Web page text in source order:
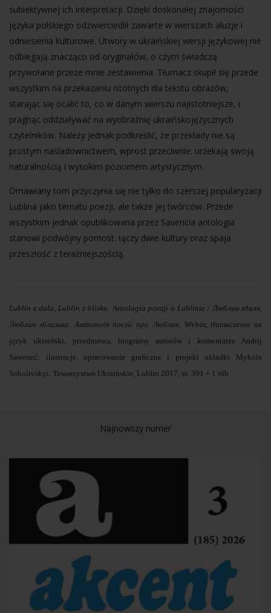
subiektywnej ich interpretacji. Dzięki doskonałej znajomości
języka polskiego odzwierciedlił zawarte w wierszach aluzje i
odniesienia kulturowe. Utwory w ukraińskiej wersji językowej nie
odbiegają znacząco od oryginałów, o czym świadczą
przywołane przeze mnie zestawienia. Tłumacz skupił się przede
wszystkim na przekazaniu istotnych dla tekstu obrazów,
starając się ocalić to, co w danym wierszu najistotniejsze, i
pragnąc oddziaływać na wyobraźnię ukraińskojęzycznych
czytelników. Należy jednak podkreślić, że przekłady nie są
prostym naśladownictwem, wprost przeciwnie: urzekają swoją
naturalnością i wysokim poziomem artystycznym.
Omawiany tom przyczynia się nie tylko do szerszej popularyzacji
Lublina jako tematu poezji, ale także jej twórców. Przede
wszystkim jednak opublikowana przez Savencia antologia
stanowi podwójny pomost: łączy dwie kultury oraz spaja
przeszłość z teraźniejszością.
Lublin z dala, Lublin z bliska. Antologia poezji o Lublinie / Люблин здаля,
Люблин зблизька. Антологія поезії про Люблин. Wybór, tłumaczenie na
język ukraiński, przedmowa, biogramy autorów i komentarze Andrij
Saweneć; ilustracje, opracowanie graficzne i projekt okładki Mykola
Sobolivskyi. Towarzystwo Ukraińskie, Lublin 2017, ss. 391 + 1 nlb.
Najnowszy numer